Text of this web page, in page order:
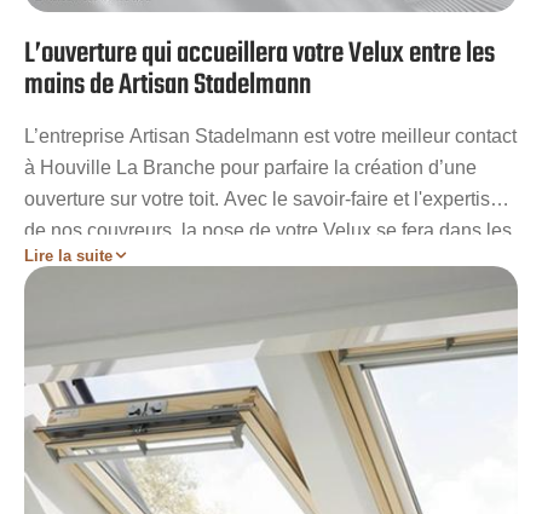
L’ouverture qui accueillera votre Velux entre les
mains de Artisan Stadelmann
L’entreprise Artisan Stadelmann est votre meilleur contact
à Houville La Branche pour parfaire la création d’une
ouverture sur votre toit. Avec le savoir-faire et l'expertise
de nos couvreurs, la pose de votre Velux se fera dans les
règles de l’art grâce à une bonne maîtrise des calculs
pour la mesure de l’écart entre les chevrons. Si vous
souhaiter bénéficier d’un Velux efficace dans son rôle
d’étancheur, faites appel à nos services sans attendre.
Sachez toutefois, qu’avant d’entamer des travaux qui
touchent la charpente d’une maison ou d’un bâtiment une
permission de construire est nécessaire. C’est le cas pour
la création de l’ouverture qui va accueillir votre Velux.
Lire la suite